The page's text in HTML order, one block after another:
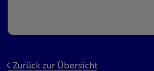
Zurück zur Übersicht